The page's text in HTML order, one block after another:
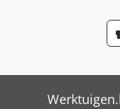
Merlo Tf 42.7 Cs-
Tec Rotec